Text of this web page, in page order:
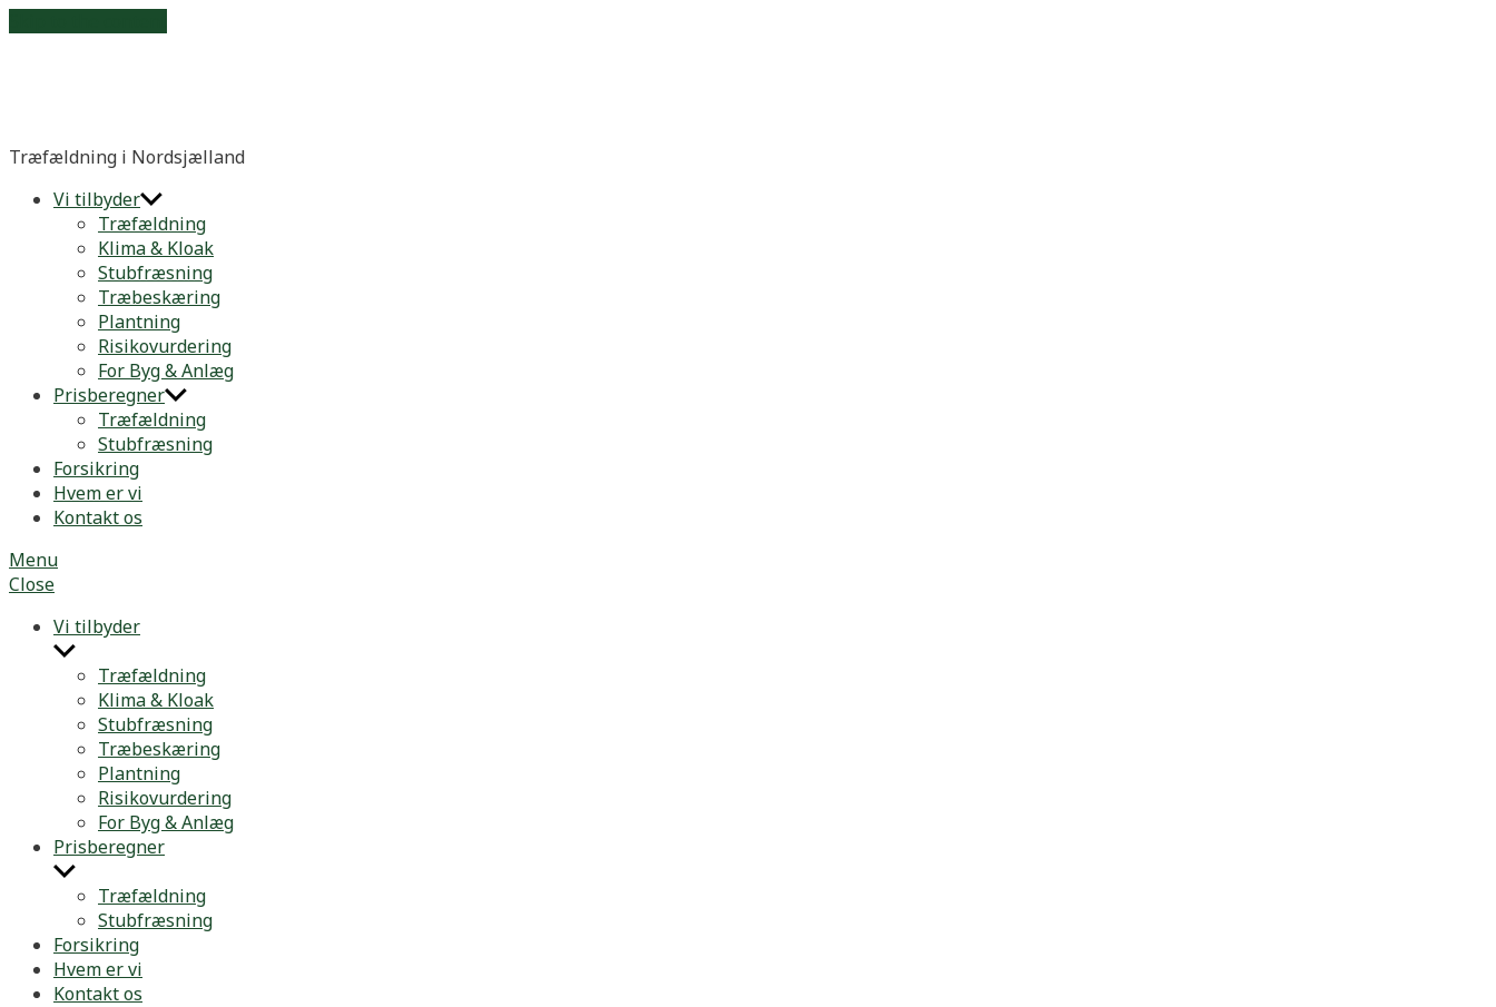
Træfældning i Nordsjælland
Vi tilbyder
Træfældning
Klima & Kloak
Stubfræsning
Træbeskæring
Plantning
Risikovurdering
For Byg & Anlæg
Prisberegner
Træfældning
Stubfræsning
Forsikring
Hvem er vi
Kontakt os
Menu
Close
Vi tilbyder
Show
sub
menu
Træfældning
Klima & Kloak
Stubfræsning
Træbeskæring
Plantning
Risikovurdering
For Byg & Anlæg
Prisberegner
Show
sub
menu
Træfældning
Stubfræsning
Forsikring
Hvem er vi
Kontakt os